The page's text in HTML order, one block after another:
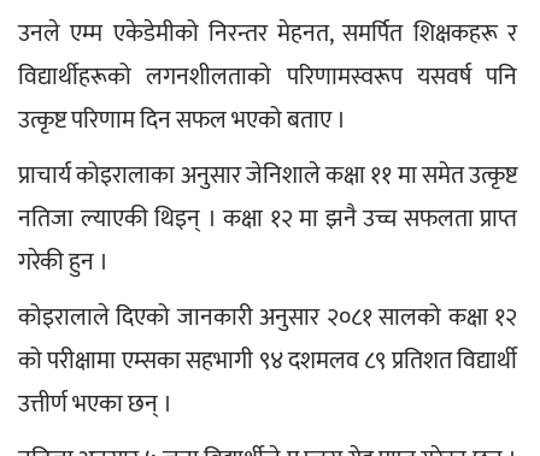
उनले एम्म एकेडेमीको निरन्तर मेहनत, समर्पित शिक्षकहरू र
विद्यार्थीहरूको लगनशीलताको परिणामस्वरूप यसवर्ष पनि
उत्कृष्ट परिणाम दिन सफल भएको बताए ।
प्राचार्य कोइरालाका अनुसार जेनिशाले कक्षा ११ मा समेत उत्कृष्ट
नतिजा ल्याएकी थिइन् । कक्षा १२ मा झनै उच्च सफलता प्राप्त
गरेकी हुन ।
कोइरालाले दिएको जानकारी अनुसार २०८१ सालको कक्षा १२
को परीक्षामा एम्सका सहभागी ९४ दशमलव ८९ प्रतिशत विद्यार्थी
उत्तीर्ण भएका छन् ।